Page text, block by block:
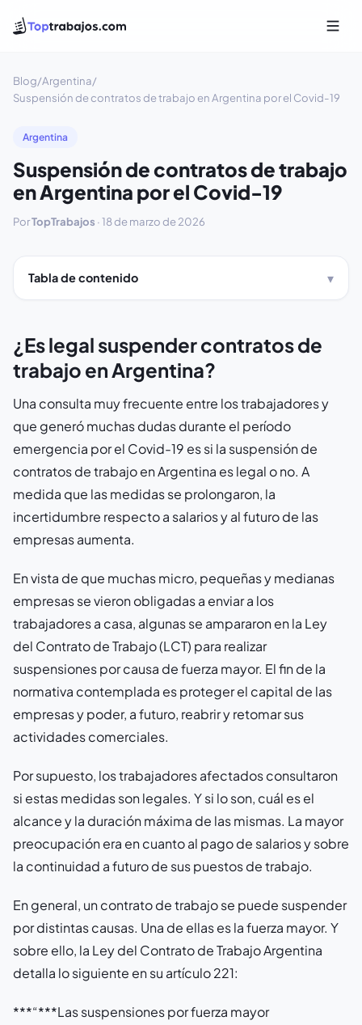
Blog/Argentina/
Suspensión de contratos de trabajo en Argentina por el Covid-19
Argentina
Suspensión de contratos de trabajo
en Argentina por el Covid-19
PorTopTrabajos ·18 de marzo de 2026
Tabla de contenido
¿Es legal suspender contratos de
trabajo en Argentina?
Una consulta muy frecuente entre los trabajadores y
que generó muchas dudas durante el período
emergencia por el Covid-19 es si la suspensión de
contratos de trabajo en Argentina es legal o no. A
medida que las medidas se prolongaron, la
incertidumbre respecto a salarios y al futuro de las
empresas aumenta.
En vista de que muchas micro, pequeñas y medianas
empresas se vieron obligadas a enviar a los
trabajadores a casa, algunas se ampararon en la Ley
del Contrato de Trabajo (LCT) para realizar
suspensiones por causa de fuerza mayor. El fin de la
normativa contemplada es proteger el capital de las
empresas y poder, a futuro, reabrir y retomar sus
actividades comerciales.
Por supuesto, los trabajadores afectados consultaron
si estas medidas son legales. Y si lo son, cuál es el
alcance y la duración máxima de las mismas. La mayor
preocupación era en cuanto al pago de salarios y sobre
la continuidad a futuro de sus puestos de trabajo.
En general, un contrato de trabajo se puede suspender
por distintas causas. Una de ellas es la fuerza mayor. Y
sobre ello, la Ley del Contrato de Trabajo Argentina
detalla lo siguiente en su artículo 221:
***“***Las suspensiones por fuerza mayor